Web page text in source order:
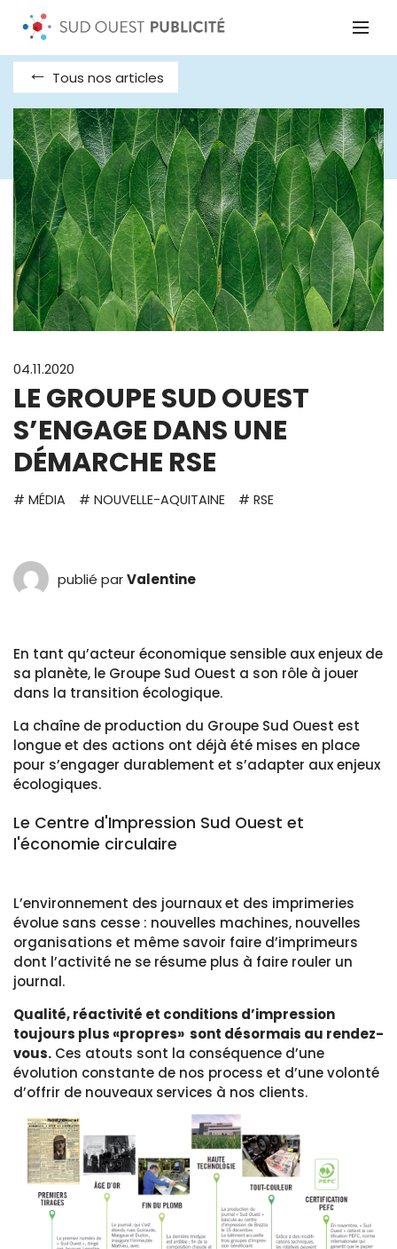
Tous nos articles
04.11.2020
LE GROUPE SUD OUEST
S’ENGAGE DANS UNE
DÉMARCHE RSE
# MÉDIA # NOUVELLE-AQUITAINE # RSE
publié parValentine
En tant qu’acteur économique sensible aux enjeux de
sa planète, le Groupe Sud Ouest a son rôle à jouer
dans la transition écologique.
La chaîne de production du Groupe Sud Ouest est
longue et des actions ont déjà été mises en place
pour s’engager durablement et s’adapter aux enjeux
écologiques.
Le Centre d'Impression Sud Ouest et
l'économie circulaire
L’environnement des journaux et des imprimeries
évolue sans cesse : nouvelles machines, nouvelles
organisations et même savoir faire d’imprimeurs
dont l’activité ne se résume plus à faire rouler un
journal.
Qualité, réactivité et conditions d’impression
toujours plus «propres» sont désormais au rendez-
vous. Ces atouts sont la conséquence d’une
évolution constante de nos process et d’une volonté
d’offrir de nouveaux services à nos clients.